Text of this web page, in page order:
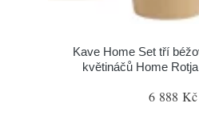
Kave Home Set tří
květináčů Home
6 888 Kč